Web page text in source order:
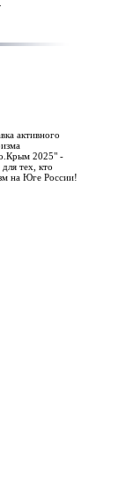
активного
2025" -
тех, кто
на Юге России!